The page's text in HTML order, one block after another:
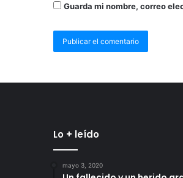
Guarda mi nombre, correo
Lo + leído
mayo 3, 2020